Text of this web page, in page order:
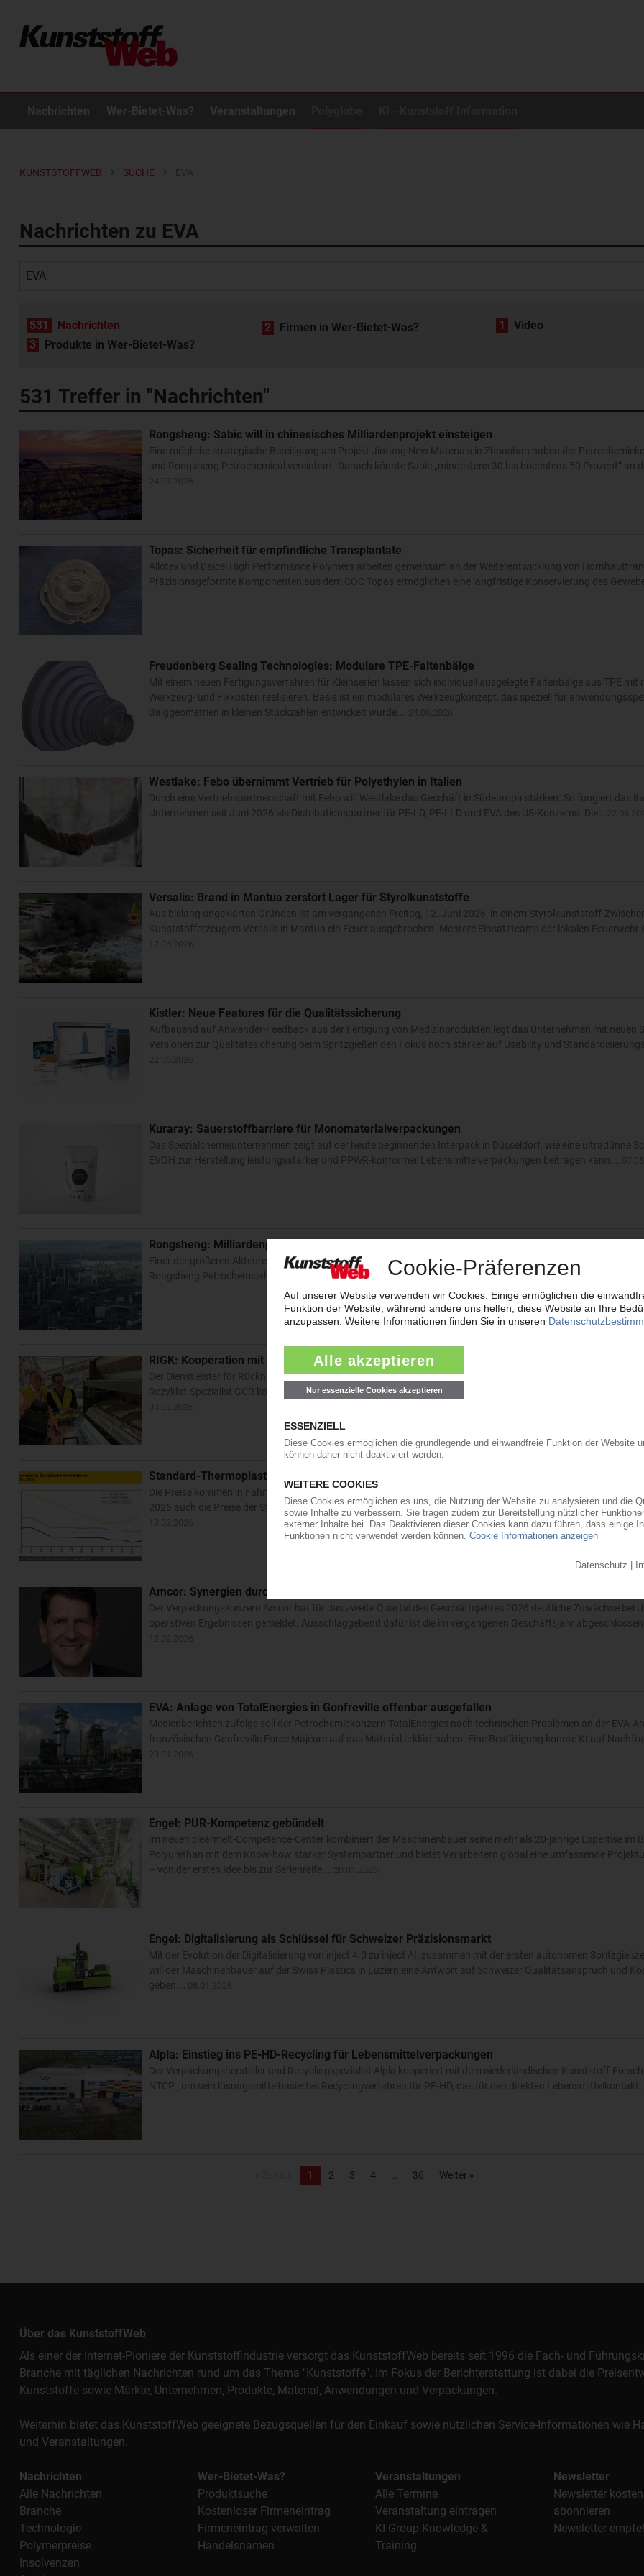
Nachrichten Wer-Bietet-Was? Veranstaltungen
KUNSTSTOFFWEB SUCHE
Nachrichten zu EVA
531
Nachrichten
3
Produkte in Wer-Bietet-Was?
2 Firmen in Wer-Bietet-Was? 1 Video
531 Treffer in "Nachrichten"
Rongsheng: Sabic will in chinesisches Milliardenprojekt einsteigen
Eine mögliche strategische Beteiligung am Projekt Jintang New Materials in Zhoushan haben der
und Rongsheng Petrochemical vereinbart. Danach könnte Sabic „mindestens 30 bis höchstens 50 Prozent“ an
Topas: Sicherheit für empfindliche Transplantate
Allotex und Daicel High Performance Polymers arbeiten gemeinsam an der Weiterentwicklung von
Präzisionsgeformte Komponenten aus dem COC Topas ermöglichen eine langfristige Konservierung des
Freudenberg Sealing Technologies: Modulare TPE-Faltenbälge
Mit einem neuen Fertigungsverfahren für Kleinserien lassen sich individuell ausgelegte Faltenbälge aus TPE mit
Werkzeug- und Fixkosten realisieren. Basis ist ein modulares Werkzeugkonzept, das speziell für
Balggeometrien in kleinen Stückzahlen entwickelt wurde.…
Westlake: Febo übernimmt Vertrieb für Polyethylen in Italien
Durch eine Vertriebspartnerschaft mit Febo will Westlake das Geschäft in Südeuropa stärken. So fungiert das
Unternehmen seit Juni 2026 als Distributionspartner für PE-LD, PE-LLD und EVA des US-Konzerns. Die…
Versalis: Brand in Mantua zerstört Lager für Styrolkunststoffe
Aus bislang ungeklärten Gründen ist am vergangenen Freitag, 12. Juni 2026, in einem Styrolkunststoff-
Kunststofferzeugers Versalis in Mantua ein Feuer ausgebrochen. Mehrere Einsatzteams der lokalen Feuerwehr
Kistler: Neue Features für die Qualitätssicherung
Aufbauend auf Anwender-Feedback aus der Fertigung von Medizinprodukten legt das Unternehmen mit neuen
Versionen zur Qualitätssicherung beim Spritzgießen den Fokus noch stärker auf Usability und
Kuraray: Sauerstoffbarriere für Monomaterialverpackungen
Das Spezialchemieunternehmen zeigt auf der heute beginnenden Interpack in Düsseldorf, wie eine ultradünne
EVOH zur Herstellung leistungsstarker und PPWR-konformer Lebensmittelverpackungen beitragen kann.…
Rongsheng: Milliardenprojekt auf der chinesischen Insel Zhoushan
Einer der größeren Akteure aus der zweiten Reihe der chinesischen Petrochemie schickt sich an, in die Oberliga
Rongsheng Petrochemical investiert umgerechnet rund 10 Mrd EUR – also mehr als BASF in den
RIGK: Kooperation mit GCR evaluiert Recycling von Industrieverpackungen
Der Dienstleister für Rücknahme und Verwertung von Verpackungen und Kunststoffen RIGK und der
Rezyklat-Spezialist GCR kooperieren bei der Verwertung von Industrieverpackungen aus Kunststoff. Ziel des
Standard-Thermoplaste: Aufschläge auf breiter Front
Die Preise kommen in Fahrt. Nachdem die Notierungen für Ethylen, Propylen und Styrol nach oben strebten,
2026 auch die Preise der Standard-Thermoplaste dieser Tendenz – wenn auch in ganz unterschiedlicher
Amcor: Synergien durch Berry-Übernahme treiben Ergebnis
Der Verpackungskonzern Amcor hat für das zweite Quartal des Geschäftsjahres 2026 deutliche Zuwächse bei
operativen Ergebnissen gemeldet. Ausschlaggebend dafür ist die im vergangenen Geschäftsjahr
EVA: Anlage von TotalEnergies in Gonfreville offenbar ausgefallen
Medienberichten zufolge soll der Petrochemiekonzern TotalEnergies nach technischen Problemen an der EVA-
französischen Gonfreville Force Majeure auf das Material erklärt haben. Eine Bestätigung konnte KI auf
Engel: PUR-Kompetenz gebündelt
Im neuen clearmelt-Competence-Center kombiniert der Maschinenbauer seine mehr als 20-jährige Expertise im
Polyurethan mit dem Know-how starker Systempartner und bietet Verarbeitern global eine umfassende
– von der ersten Idee bis zur Serienreife.…
Engel: Digitalisierung als Schlüssel für Schweizer Präzisionsmarkt
Mit der Evolution der Digitalisierung von inject 4.0 zu inject AI, zusammen mit der ersten autonomen
will der Maschinenbauer auf der Swiss Plastics in Luzern eine Antwort auf Schweizer Qualitätsanspruch und
geben.…
Alpla: Einstieg ins PE-HD-Recycling für Lebensmittelverpackungen
Der Verpackungshersteller und Recyclingspezialist Alpla kooperiert mit dem niederländischen Kunststoff-
NTCP , um sein lösungsmittelbasiertes Recyclingverfahren für PE-HD, das für den direkten Lebensmittelkontakt…
1 2 3 4 36 Weiter »
Über das KunststoffWeb
Als einer der Internet-Pioniere der Kunststoffindustrie versorgt das KunststoffWeb bereits seit 1996 die Fach- und
Branche mit täglichen Nachrichten rund um das Thema "Kunststoffe". Im Fokus der Berichterstattung ist dabei die
Kunststoffe sowie Märkte, Unternehmen, Produkte, Material, Anwendungen und Verpackungen.
Weiterhin bietet das KunststoffWeb geeignete Bezugsquellen für den Einkauf sowie nützlichen Service-Informationen wie
und Veranstaltungen.
Nachrichten
Alle Nachrichten
Branche
Technologie
Polymerpreise
Insolvenzen
Wer-Bietet-Was?
Produktsuche
Kostenloser Firmeneintrag
Firmeneintrag verwalten
Handelsnamen
Veranstaltungen
Alle Termine
Veranstaltung eintragen
KI Group Knowledge &
Training
Newsletter
Newsletter
abonnieren
Newsletter